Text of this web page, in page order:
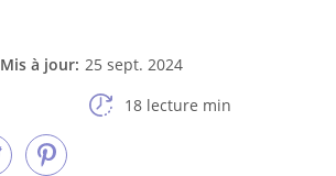
Mis à jour: 25 sept. 2024
18 lecture min